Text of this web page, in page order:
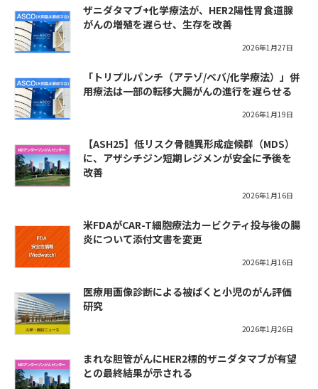
ザニダタマブ+化学療法が、HER2陽性胃食道腺
がんの増殖を遅らせ、生存を改善
2026年1月27日
「トリプルパンチ（アテゾ/ベバ/化学療法）」併
用療法は一部の転移大腸がんの進行を遅らせる
2026年1月19日
【ASH25】低リスク骨髄異形成症候群（MDS）
に、アザシチジン短期レジメンが安全に予後を
改善
2026年1月16日
米FDAがCAR-T細胞療法カービクティ投与後の腸
炎について添付文書を変更
2026年1月16日
医療用画像診断による被ばくと小児のがん評価
研究
2026年1月26日
まれな胆管がんにHER2標的ザニダタマブが有望
との最終結果が示される